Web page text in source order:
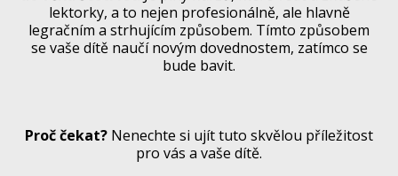
lektorky, a to nejen profesionálně, ale hlavně
legračním a strhujícím způsobem. Tímto způsobem
se vaše dítě naučí novým dovednostem, zatímco se
bude bavit.
Proč čekat? Nenechte si ujít tuto skvělou příležitost
pro vás a vaše dítě.